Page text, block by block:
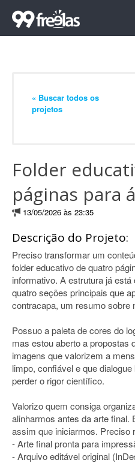
« Buscar todos os
projetos
Folder
páginas para
13/05/2026 às 23:35
Descrição do Projeto:
Preciso transformar um
folder educativo de quatro
informativo. A estrutura já
quatro seções principais que
contracapa, um resumo sobre
Possuo a paleta de cores do
mas estou aberto a propostas
imagens que valorizem a
limpo, confiável e que
perder o rigor científico.
Valorizo quem consiga
alinharmos antes da arte final.
assim que iniciarmos. Preciso
- Arte final pronta para
- Arquivo editável original